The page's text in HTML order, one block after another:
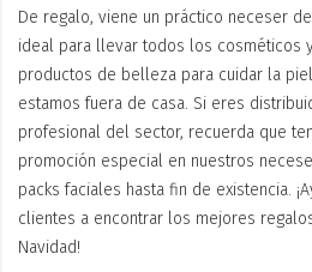
De regalo, viene un práctico neceser
ideal para llevar todos los cosméticos
productos de belleza para cuidar la
estamos fuera de casa. Si eres
profesional del sector, recuerda que
promoción especial en nuestros
packs faciales hasta fin de existencia.
clientes a encontrar los mejores
Navidad!